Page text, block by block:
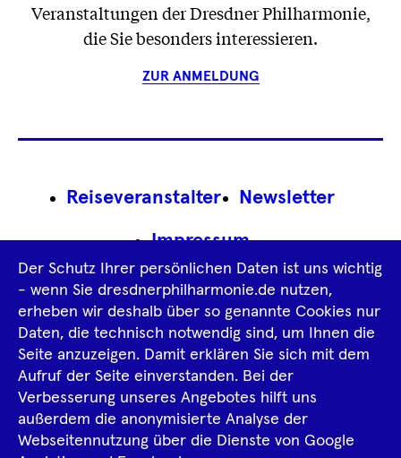
Veranstaltungen der Dresdner Philharmonie,
die Sie besonders interessieren.
ZUR ANMELDUNG
Footer
Reiseveranstalter Newsletter
Impressum
Datenschutz­information AGB
Intern
TiktokFacebook
Instagram
SpotifyYouTube
Der Schutz Ihrer persönlichen Daten ist uns wichtig
- wenn Sie dresdnerphilharmonie.de nutzen,
erheben wir deshalb über so genannte Cookies nur
Daten, die technisch notwendig sind, um Ihnen die
Seite anzuzeigen. Damit erklären Sie sich mit dem
Aufruf der Seite einverstanden. Bei der
Verbesserung unseres Angebotes hilft uns
außerdem die anonymisierte Analyse der
Webseitennutzung über die Dienste von Google